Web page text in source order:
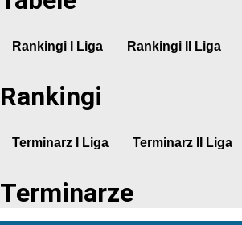
Rankingi I Liga Rankingi II Liga
Rankingi
Terminarz I Liga Terminarz II Liga
Terminarze